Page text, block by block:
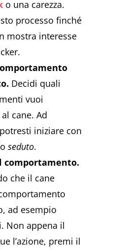
o una carezza.
processo finché
mostra interesse
Decidi quali
vuoi
cane. Ad
iniziare con
seduto.
comportamento.
che il cane
ad esempio
Non appena il
l’azione, premi il